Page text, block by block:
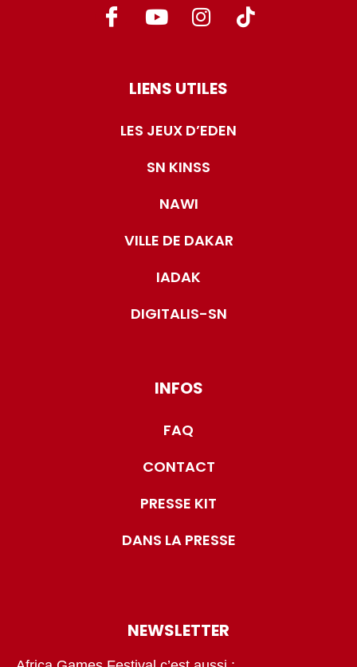
LIENS UTILES
LES JEUX D’EDEN
SN KINSS
NAWI
VILLE DE DAKAR
IADAK
DIGITALIS-SN
INFOS
FAQ
CONTACT
PRESSE KIT
DANS LA PRESSE
NEWSLETTER